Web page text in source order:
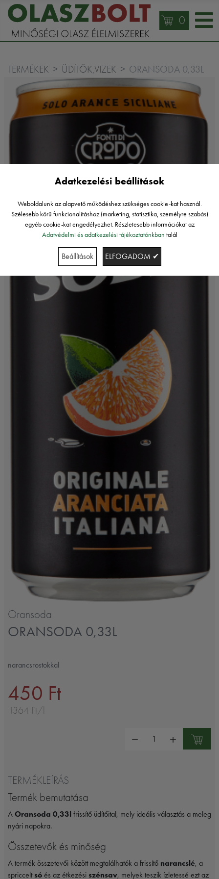
0
TERMÉKEK ÜDÍTŐK,VIZEK ORANSODA 0,33L
Oransoda
ORANSODA 0,33L
narancsrostokkal
450 Ft
1364 Ft/l
TERMÉKLEÍRÁS
Termék bemutatása
A Oransoda 0,33l frissítő üdítőital, mely ideális választás a meleg
nyári napokra.
Összetevők és minőség
A termék összetevői között megtalálhatók a frissítő narancslé, a
spriccelt só és az étkezési szénsav, melyek teszik ízletessé ezt az
Adatkezelési beállítások
Weboldalunk az alapvető működéshez szükséges cookie-kat használ.
Szélesebb körű funkcionalitáshoz (marketing, statisztika, személyre szabás)
egyéb cookie-kat engedélyezhet. Részletesebb információkat az
Adatvédelmi és adatkezelési tájékoztatónkban talál
Beállítások ELFOGADOM ✔